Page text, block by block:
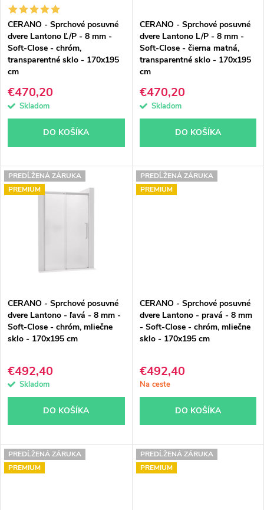
p
r
o
d
u
t
o
v
p
r
o
d
u
t
o
v
CERANO - Sprchové posuvné
dvere Lantono Ľ/P - 8 mm -
Soft-Close - chróm,
transparentné sklo - 170x195
cm
€470,20
Skladom
DO KOŠÍKA
CERANO - Sprchové posuvné
dvere Lantono L/P - 8 mm -
Soft-Close - čierna matná,
transparentné sklo - 170x195
cm
€470,20
Skladom
DO KOŠÍKA
PREDĹŽENÁ ZÁRUKA
PREMIUM
CERANO - Sprchové posuvné
dvere Lantono - ľavá - 8 mm -
Soft-Close - chróm, mliečne
sklo - 170x195 cm
€492,40
Skladom
DO KOŠÍKA
PREDĹŽENÁ ZÁRUKA
PREMIUM
CERANO - Sprchové posuvné
dvere Lantono - pravá - 8 mm
- Soft-Close - chróm, mliečne
sklo - 170x195 cm
€492,40
Na ceste
DO KOŠÍKA
PREDĹŽENÁ ZÁRUKA
PREMIUM
PREDĹŽENÁ ZÁRUKA
PREMIUM